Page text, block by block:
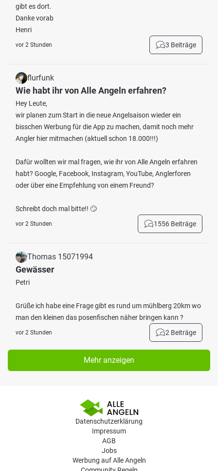
gibt es dort.
Danke vorab
Henri
vor 2 Stunden 3 Beiträge
flurfunk
Wie habt ihr von Alle Angeln erfahren?
Hey Leute,
wir planen zum Start in die neue Angelsaison wieder ein
bisschen Werbung für die App zu machen, damit noch mehr
Angler hier mitmachen (aktuell schon 18.000!!!)
Dafür wollten wir mal fragen, wie ihr von Alle Angeln erfahren
habt? Google, Facebook, Instagram, YouTube, Anglerforen
oder über eine Empfehlung von einem Freund?
Schreibt doch mal bitte!! 🙄
vor 2 Stunden 1556 Beiträge
Thomas 15071994
Gewässer
Petri
Grüße ich habe eine Frage gibt es rund um mühlberg 20km wo
man den kleinen das posenfischen näher bringen kann ?
vor 2 Stunden 2 Beiträge
Mehr anzeigen
Datenschutzerklärung
Impressum
AGB
Jobs
Werbung auf Alle Angeln